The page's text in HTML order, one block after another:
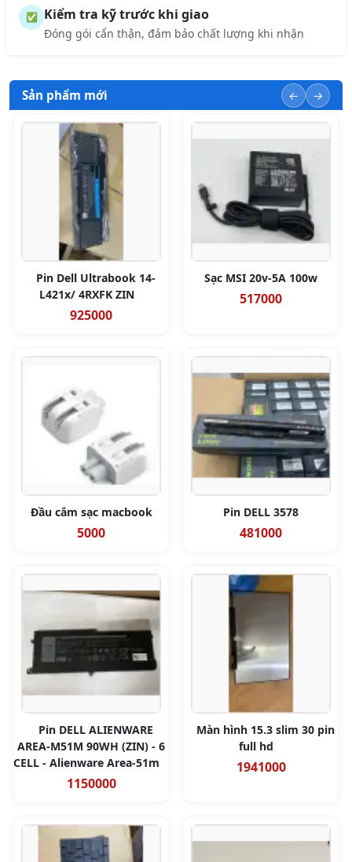
✅ Kiểm tra kỹ trước khi giao
Đóng gói cẩn thận, đảm bảo chất lượng khi nhận
Sản phẩm mới
Pin Dell Ultrabook 14-
L421x/ 4RXFK ZIN
925000
Sạc MSI 20v-5A 100w
517000
Đầu cắm sạc macbook
5000
Pin DELL 3578
481000
Pin DELL ALIENWARE
AREA-M51M 90WH (ZIN) - 6
CELL - Alienware Area-51m
1150000
Màn hình 15.3 slim 30 pin
full hd
1941000